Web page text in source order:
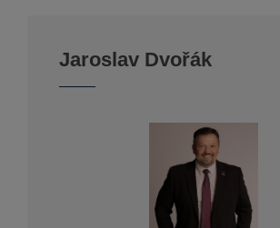
Jaroslav Dvořák